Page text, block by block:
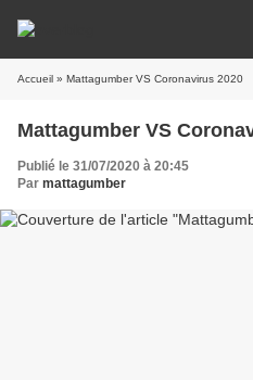
Accueil » Mattagumber VS Coronavirus 2020
Mattagumber VS
Publié le 31/07/2020 à 20:45
Par mattagumber